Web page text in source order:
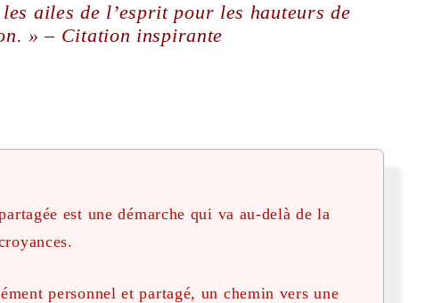
ailes de l’esprit pour les hauteurs de
» – Citation inspirante
est une démarche qui va au-delà de la
personnel et partagé, un chemin vers une